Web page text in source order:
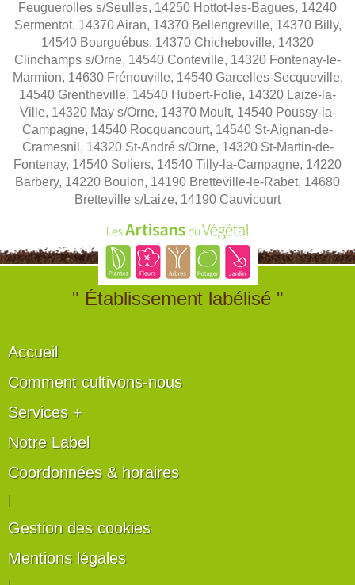
Feuguerolles s/Seulles, 14250 Hottot-les-Bagues, 14240
Sermentot, 14370 Airan, 14370 Bellengreville, 14370 Billy,
14540 Bourguébus, 14370 Chicheboville, 14320
Clinchamps s/Orne, 14540 Conteville, 14320 Fontenay-le-
Marmion, 14630 Frénouville, 14540 Garcelles-Secqueville,
14540 Grentheville, 14540 Hubert-Folie, 14320 Laize-la-
Ville, 14320 May s/Orne, 14370 Moult, 14540 Poussy-la-
Campagne, 14540 Rocquancourt, 14540 St-Aignan-de-
Cramesnil, 14320 St-André s/Orne, 14320 St-Martin-de-
Fontenay, 14540 Soliers, 14540 Tilly-la-Campagne, 14220
Barbery, 14220 Boulon, 14190 Bretteville-le-Rabet, 14680
Bretteville s/Laize, 14190 Cauvicourt
" Établissement labélisé "
Accueil
Comment cultivons-nous
Services +
Notre Label
Coordonnées & horaires
Gestion des cookies
Mentions légales